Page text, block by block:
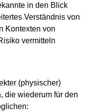
in den Blick
Verständnis von
Kontexten von
vermitteln
(physischer)
die wiederum für den